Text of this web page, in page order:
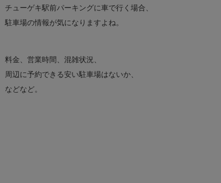
チューゲキ駅前パーキングに車で行く場合、
駐車場の情報が気になりますよね。
料金、営業時間、混雑状況、
周辺に予約できる安い駐車場はないか、
などなど。